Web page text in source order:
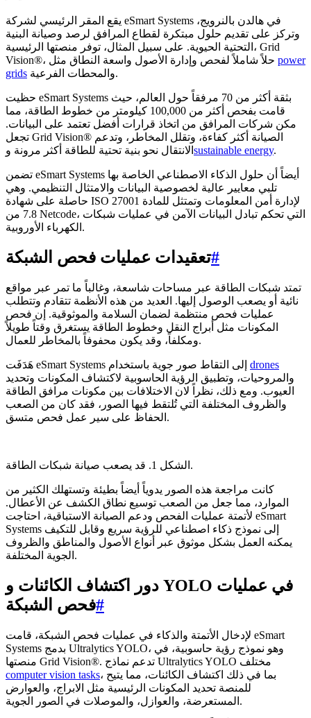
يقع المقر الرئيسي لشركة eSmart Systems في هالدن بالنرويج،
وتركز على تقديم حلول مبتكرة لقطاع المرافق لرصد وصيانة البنية
التحتية الحيوية. على سبيل المثال، توفر منصتها الرئيسية، Grid
power
grids
والمحطات الفرعية.
حظيت eSmart Systems بثقة أكثر من 70 مرفقاً حول العالم، حيث
قامت بفحص أكثر من 100,000 كيلومتر من خطوط الطاقة، مما
مكن شركات المرافق من اتخاذ قرارات أفضل تعتمد على البيانات.
تجعل Grid Vision® الصيانة أكثر كفاءة، وتقلل المخاطر، وتدعم
الانتقال نحو بنية تحتية للطاقة أكثر مرونة و sustainable energy.
تضمن eSmart Systems أيضاً أن حلول الذكاء الاصطناعي الخاصة بها
تلبي معايير عالية لخصوصية البيانات والامتثال التنظيمي. وهي
حاصلة على شهادة ISO 27001 لإدارة أمن المعلومات وتمتثل للمادة
7.8 من Netcode، التي تحكم تبادل البيانات الآمن في عمليات شبكات
الكهرباء الأوروبية.
تعقيدات عمليات فحص الشبكة#
تمتد شبكات الطاقة عبر مساحات شاسعة، وغالباً ما تمر عبر مواقع
نائية أو يصعب الوصول إليها. العديد من هذه الأنظمة تتقادم وتتطلب
عمليات فحص منتظمة لضمان السلامة والموثوقية. إن فحص
المكونات مثل أبراج النقل وخطوط الطاقة يستغرق وقتاً طويلاً
ومكلفاً، وقد يكون محفوفاً بالمخاطر للعمال.
drones
والمروحيات، وتطبيق الرؤية الحاسوبية لاكتشاف المكونات وتحديد
العيوب. ومع ذلك، نظراً لان الاختلافات بين مكونات مرافق الطاقة
والظروف المختلفة التي تُلتقط فيها الصور، فقد كان من الصعب
الحفاظ على سير عمل فحص متسق.
الشكل 1. قد يصعب صيانة شبكات الطاقة.
كانت مراجعة هذه الصور يدوياً أيضاً بطيئة وتستهلك الكثير من
الموارد، مما جعل من الصعب توسيع نطاق الكشف عن الأعطال.
لأتمتة عمليات الفحص ودعم الصيانة الاستباقية، احتاجت eSmart
Systems إلى نموذج ذكاء اصطناعي للرؤية سريع وقابل للتكيف
يمكنه العمل بشكل موثوق عبر أنواع الأصول والمناطق والظروف
الجوية المختلفة.
دور اكتشاف الكائنات و YOLO في عمليات
فحص الشبكة#
لإدخال الأتمتة والذكاء في عمليات فحص الشبكة، قامت eSmart
Systems بدمج Ultralytics YOLO، وهو نموذج رؤية حاسوبية، في
منصتها Grid Vision®. تدعم نماذج Ultralytics YOLO مختلف
computer vision tasks، بما في ذلك اكتشاف الكائنات، مما يتيح
للمنصة تحديد المكونات الرئيسية مثل الابراج، والعوارض
المستعرضة، والعوازل، والموصلات في الصور الجوية.